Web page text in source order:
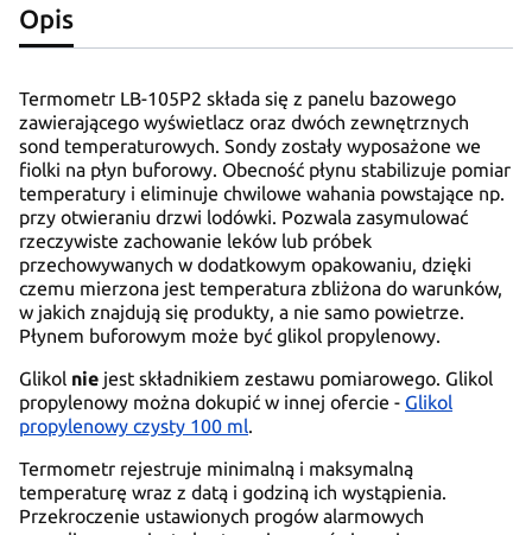
Opis
Termometr LB-105P2 składa się z panelu bazowego
zawierającego wyświetlacz oraz dwóch zewnętrznych
sond temperaturowych. Sondy zostały wyposażone we
fiolki na płyn buforowy. Obecność płynu stabilizuje pomiar
temperatury i eliminuje chwilowe wahania powstające np.
przy otwieraniu drzwi lodówki. Pozwala zasymulować
rzeczywiste zachowanie leków lub próbek
przechowywanych w dodatkowym opakowaniu, dzięki
czemu mierzona jest temperatura zbliżona do warunków,
w jakich znajdują się produkty, a nie samo powietrze.
Płynem buforowym może być glikol propylenowy.
Glikol nie jest składnikiem zestawu pomiarowego. Glikol
propylenowy można dokupić w innej ofercie - Glikol
propylenowy czysty 100 ml.
Termometr rejestruje minimalną i maksymalną
temperaturę wraz z datą i godziną ich wystąpienia.
Przekroczenie ustawionych progów alarmowych